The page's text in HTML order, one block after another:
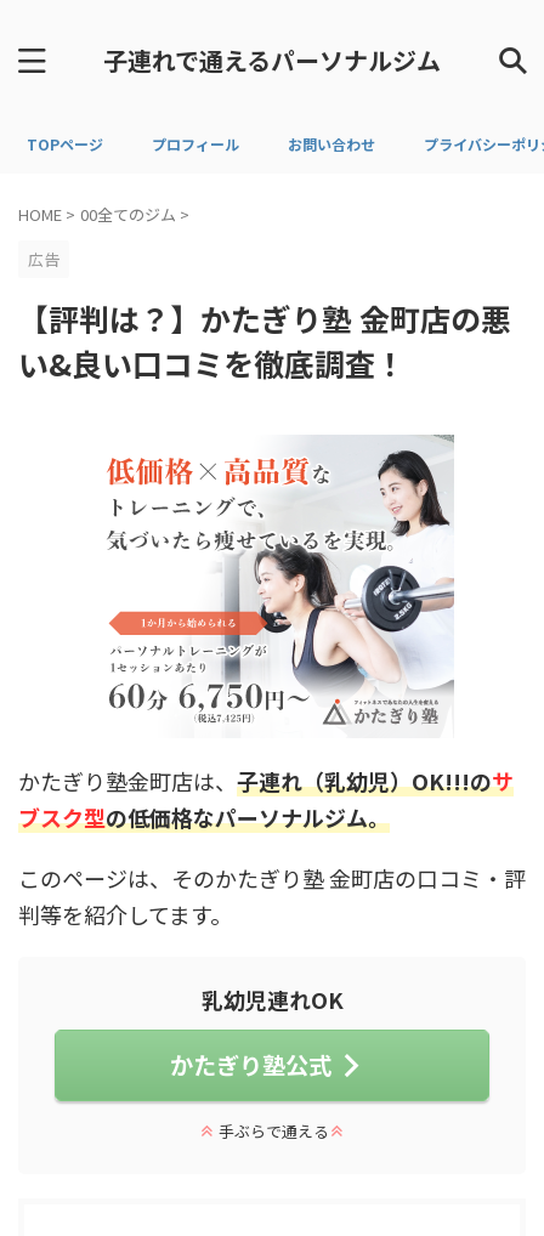
子連れで通えるパーソナルジム
TOPページ プロフィール お問い合わせ プライバシーポ
HOME > 00全てのジム >
広告
【評判は？】かたぎり塾 金町店の悪
い&良い口コミを徹底調査！
かたぎり塾金町店は、 子連れ（乳幼児）OK!!!のサ
ブスク型の低価格なパーソナルジム。
このページは、そのかたぎり塾 金町店の口コミ・評
判等を紹介してます。
乳幼児連れOK
かたぎり塾公式
手ぶらで通える